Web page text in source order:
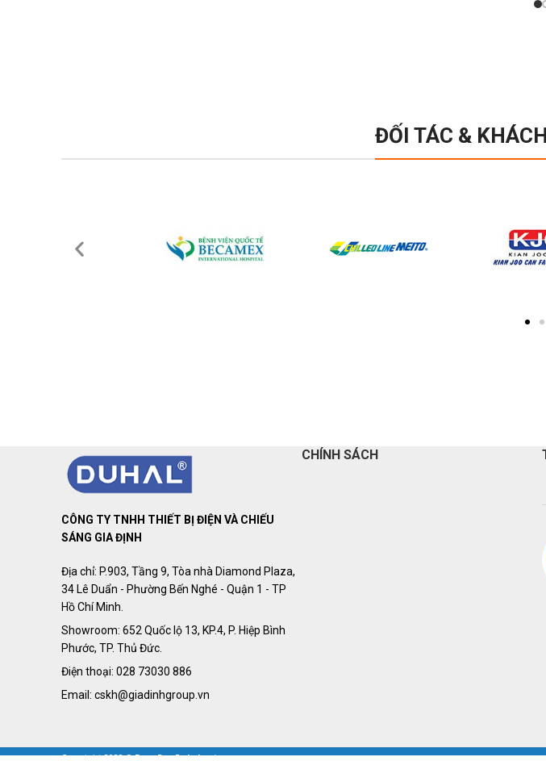
ĐỐI TÁC &
CÔNG TY TNHH THIẾT BỊ ĐIỆN VÀ CHIẾU
SÁNG GIA ĐỊNH
Địa chỉ: P.903, Tầng 9, Tòa nhà Diamond Plaza,
34 Lê Duẩn - Phường Bến Nghé - Quận 1 - TP
Hồ Chí Minh.
Showroom: 652 Quốc lộ 13, KP.4, P. Hiệp Bình
Phước, TP. Thủ Đức.
Điện thoại: 028 73030 886
Email: cskh@giadinhgroup.vn
CHÍNH SÁCH
Copyright 2023 ©BongDenDuhal.net